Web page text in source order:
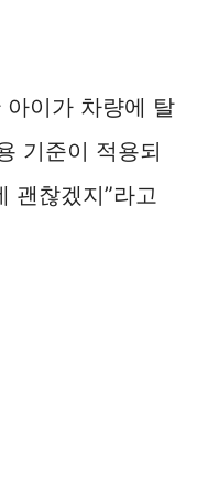
이가 차량에 탈
기준이 적용되
괜찮겠지”라고